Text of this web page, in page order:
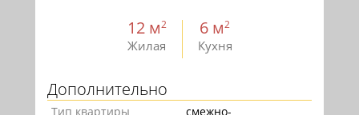
12 м2
Жилая
6 м2
Кухня
Дополнительно
Тип квартиры
смежно-